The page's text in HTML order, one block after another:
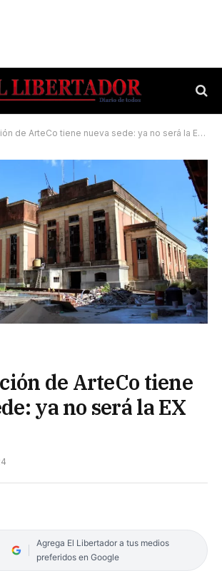
de ArteCo tiene nueva sede: ya no será la EX Usina
de ArteCo tiene
ya no será la EX
Agrega El Libertador a tus medios
preferidos en Google